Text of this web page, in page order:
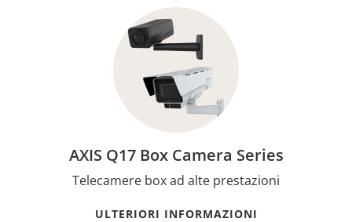
AXIS Q17 Box Camera Series
Telecamere box ad alte prestazioni
ULTERIORI INFORMAZIONI